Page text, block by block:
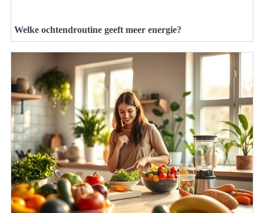
Welke ochtendroutine geeft meer energie?